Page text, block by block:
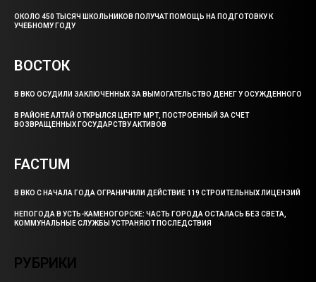
ОКОЛО 450 ТЫСЯЧ ШКОЛЬНИКОВ ПОЛУЧАТ ПОМОЩЬ НА ПОДГОТОВКУ К
УЧЕБНОМУ ГОДУ
ВОСТОК
В ВКО ОСУДИЛИ ЗАКЛЮЧЕННЫХ ЗА ВЫМОГАТЕЛЬСТВО ДЕНЕГ У ОСУЖДЕННОГО
В РАЙОНЕ АЛТАЙ ОТКРЫЛСЯ ЦЕНТР МРТ, ПОСТРОЕННЫЙ ЗА СЧЕТ
ВОЗВРАЩЕННЫХ ГОСУДАРСТВУ АКТИВОВ
FACTUM
В ВКО С НАЧАЛА ГОДА ОГРАНИЧИЛИ ДЕЙСТВИЕ 119 СТРОИТЕЛЬНЫХ ЛИЦЕНЗИЙ
НЕПОГОДА В УСТЬ-КАМЕНОГОРСКЕ: ЧАСТЬ ГОРОДА ОСТАЛАСЬ БЕЗ СВЕТА,
КОММУНАЛЬНЫЕ СЛУЖБЫ УСТРАНЯЮТ ПОСЛЕДСТВИЯ
РУБРИКИ